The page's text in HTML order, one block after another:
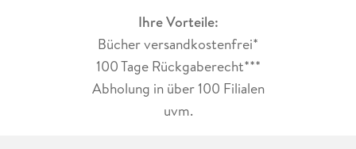
Ihre Vorteile:
Bücher versandkostenfrei*
100 Tage Rückgaberecht***
Abholung in über 100 Filialen
uvm.